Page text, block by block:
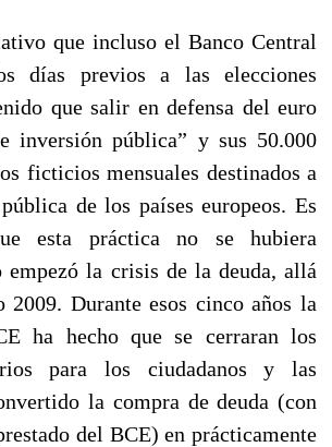
que incluso el Banco Central
días previos a las elecciones
que salir en defensa del euro
inversión pública” y sus 50.000
ficticios mensuales destinados a
de los países europeos. Es
esta práctica no se hubiera
empezó la crisis de la deuda, allá
Durante esos cinco años la
ha hecho que se cerraran los
para los ciudadanos y las
la compra de deuda (con
del BCE) en prácticamente